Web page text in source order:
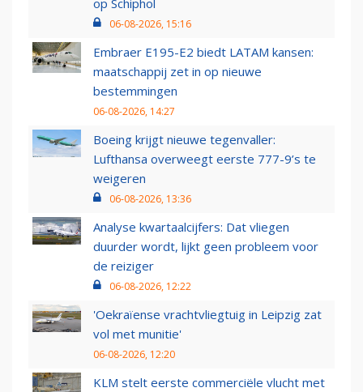
op Schiphol
06-08-2026, 15:16
Embraer E195-E2 biedt LATAM kansen:
maatschappij zet in op nieuwe
bestemmingen
06-08-2026, 14:27
Boeing krijgt nieuwe tegenvaller:
Lufthansa overweegt eerste 777-9’s te
weigeren
06-08-2026, 13:36
Analyse kwartaalcijfers: Dat vliegen
duurder wordt, lijkt geen probleem voor
de reiziger
06-08-2026, 12:22
'Oekraïense vrachtvliegtuig in Leipzig zat
vol met munitie'
06-08-2026, 12:20
KLM stelt eerste commerciële vlucht met